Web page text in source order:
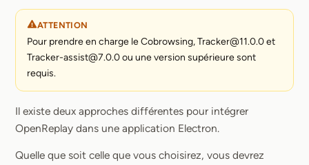
Utiliser OpenReplay
ATTENTION
Pour prendre en charge le Cobrowsing, Tracker@11.0.0 et
Tracker-assist@7.0.0 ou une version supérieure sont
requis.
Il existe deux approches différentes pour intégrer
OpenReplay dans une application Electron.
Quelle que soit celle que vous choisirez, vous devrez